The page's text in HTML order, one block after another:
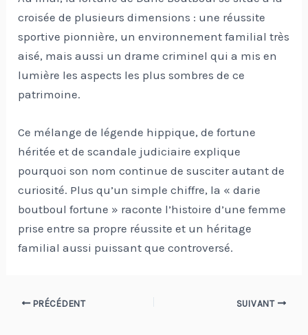
croisée de plusieurs dimensions : une réussite
sportive pionnière, un environnement familial très
aisé, mais aussi un drame criminel qui a mis en
lumière les aspects les plus sombres de ce
patrimoine.
Ce mélange de légende hippique, de fortune
héritée et de scandale judiciaire explique
pourquoi son nom continue de susciter autant de
curiosité. Plus qu’un simple chiffre, la « darie
boutboul fortune » raconte l’histoire d’une femme
prise entre sa propre réussite et un héritage
familial aussi puissant que controversé.
Navigation
PRÉCÉDENT SUIVANT